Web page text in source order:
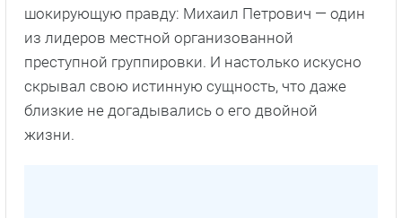
шокирующую правду: Михаил Петрович — один
из лидеров местной организованной
преступной группировки. И настолько искусно
скрывал свою истинную сущность, что даже
близкие не догадывались о его двойной
жизни.